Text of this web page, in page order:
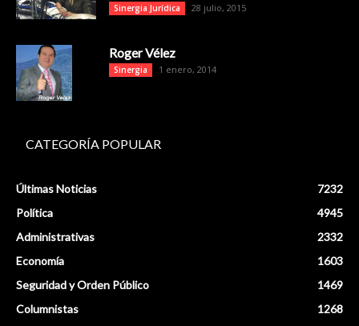
Sinergia Jurídica 28 julio, 2015
Roger Vélez
Sinergia 1 enero, 2014
CATEGORÍA POPULAR
Últimas Noticias
7232
Política
4945
Administrativas
2332
Economía
1603
Seguridad y Orden Público
1469
Columnistas
1268